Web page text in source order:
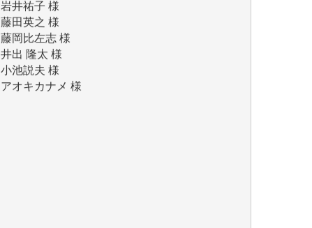
藤岡比左志 様
井出 隆太 様
小池説夫 様
アオキカナメ 様
諸般の事情によりIWJ会費払えず今は非会員